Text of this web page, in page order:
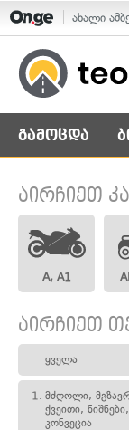
ახალი
გამოცდა
აირჩიეთ
A, A1
აირჩიეთ
ყველა
1. მძღოლი,
ქვეითი, ნიშნები,
კონვეცია